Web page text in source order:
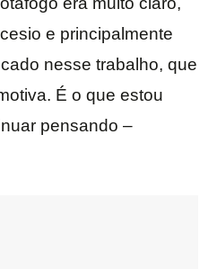
e principalmente
nesse trabalho, que
É o que estou
pensando –